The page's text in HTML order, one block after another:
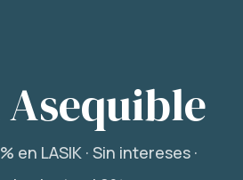
Asequible
en LASIK · Sin intereses ·